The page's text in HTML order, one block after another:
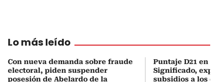
Lo más leído
Con nueva demanda sobre fraude
electoral, piden suspender
posesión de Abelardo de la
Puntaje D21 en
Significado,
subsidios a los